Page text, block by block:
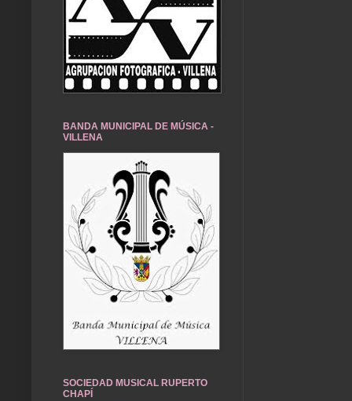
BANDA MUNICIPAL DE MÚSICA -
VILLENA
SOCIEDAD MUSICAL RUPERTO
CHAPÍ